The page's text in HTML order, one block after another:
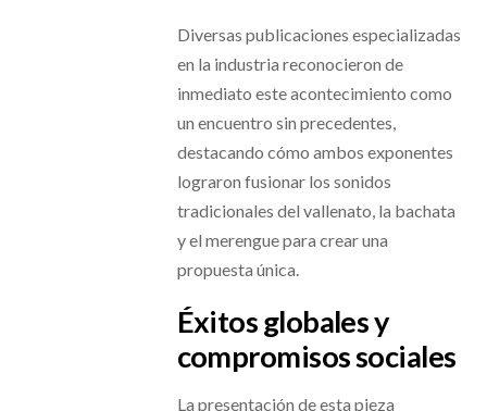
Diversas publicaciones especializadas
en la industria reconocieron de
inmediato este acontecimiento como
un encuentro sin precedentes,
destacando cómo ambos exponentes
lograron fusionar los sonidos
tradicionales del vallenato, la bachata
y el merengue para crear una
propuesta única.
Éxitos globales y
compromisos sociales
La presentación de esta pieza